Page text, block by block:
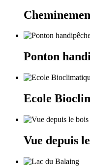
Ponton
Ecole
Vue depuis